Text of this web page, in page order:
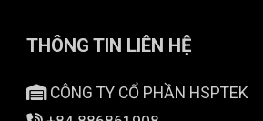
THÔNG TIN LIÊN HỆ
CÔNG TY CỔ PHẦN HSPTEK